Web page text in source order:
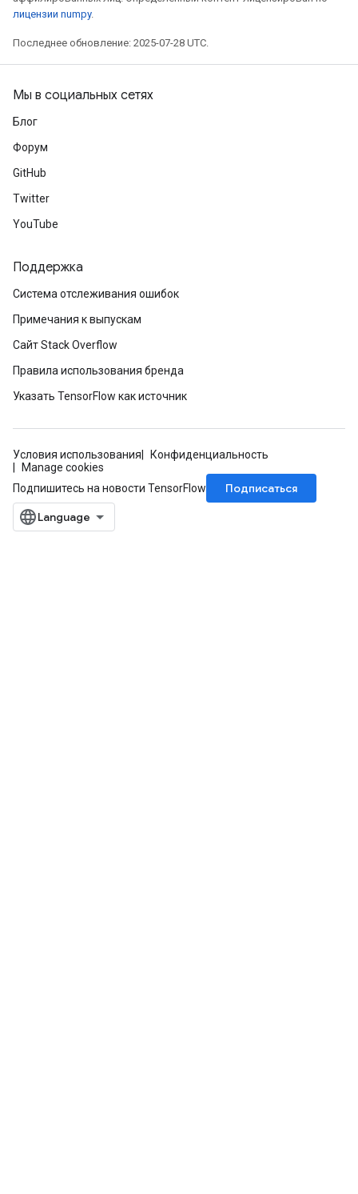
лицензии numpy.
Последнее обновление: 2025-07-28 UTC.
Мы в социальных сетях
Блог
Форум
GitHub
Twitter
YouTube
Поддержка
Система отслеживания ошибок
Примечания к выпускам
Сайт Stack Overflow
Правила использования бренда
Указать TensorFlow как источник
Условия использования
Конфиденциальность
Manage cookies
Подпишитесь на новости TensorFlow
Подписаться